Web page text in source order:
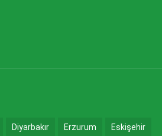
Diyarbakır Erzurum Eskişehir